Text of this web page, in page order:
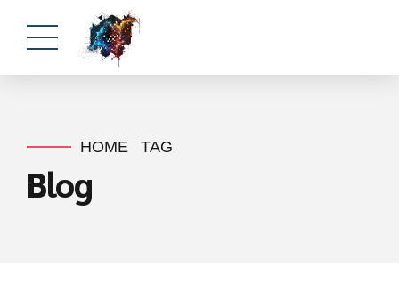
HOME TAG
Blog